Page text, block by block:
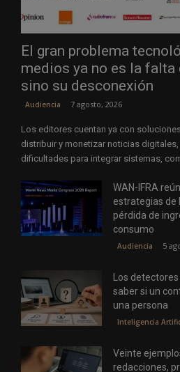
El gran problema
medios ya no es la falta
sino su desconexión
Audiencia 7 agosto, 2026
Los editores cuentan ya con
distribuir y monetizar noticias
dificultades para integrar sistemas,
WAN-IFRA
estrategias de
pérdida de
consumo
Audiencia 5
Los
saber si un
una persona
Inteligencia
Veinte
redacciones,